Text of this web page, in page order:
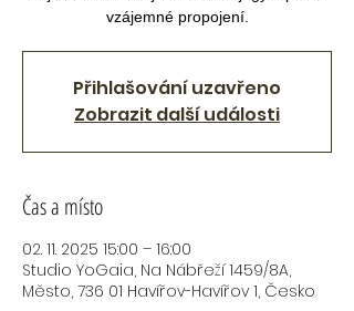
vzájemné propojení.
Přihlašování uzavřeno
Zobrazit další události
Čas a místo
02. 11. 2025 15:00 – 16:00
Studio YoGaia, Na Nábřeží 1459/8A,
Město, 736 01 Havířov-Havířov 1, Česko